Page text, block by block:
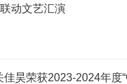
动文艺汇演
昊荣获2023-2024年度